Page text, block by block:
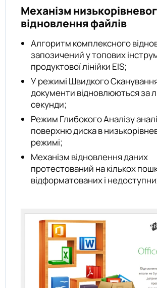
Механізм
відновлення файлів
Алгоритм комплексного
запозичений у топових
продуктової лінійки EIS;
У режимі Швидкого
документи відновлюються за
секунди;
Режим Глибокого Аналізу
поверхню диска в
режимі;
Механізм відновлення даних
протестований на кількох
відформатованих і